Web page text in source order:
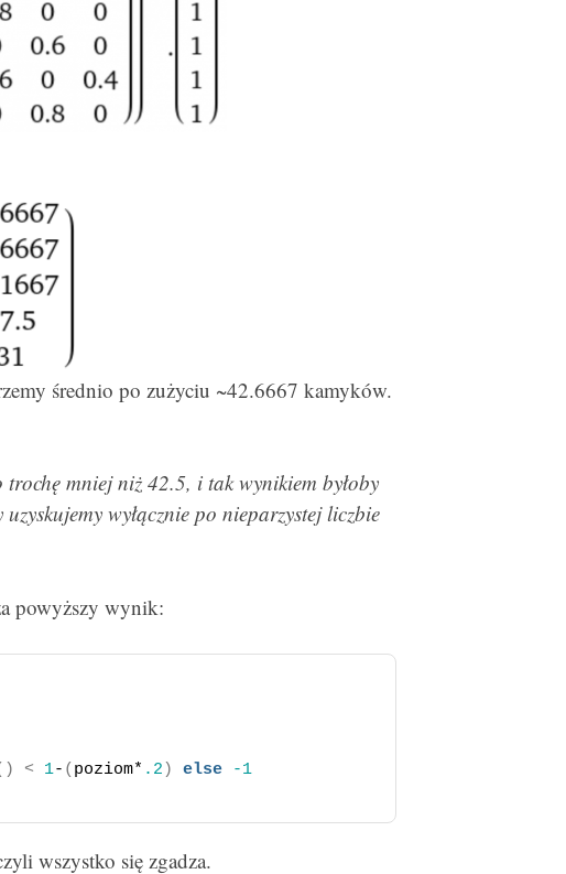
średnio po zużyciu ~42.6667 kamyków.
mniej niż 42.5, i tak wynikiem byłoby
wyłącznie po nieparzystej liczbie
powyższy wynik:
< 1- ( poziom* .2 ) else
-1
wszystko się zgadza.